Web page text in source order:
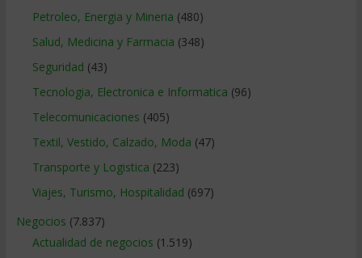
Petroleo, Energia y Mineria (480)
Salud, Medicina y Farmacia (348)
Seguridad (43)
Tecnologia, Electronica e Informatica (96)
Telecomunicaciones (405)
Textil, Vestido, Calzado, Moda (47)
Transporte y Logistica (223)
Viajes, Turismo, Hospitalidad (697)
Negocios (7.837)
Actualidad de negocios (1.519)